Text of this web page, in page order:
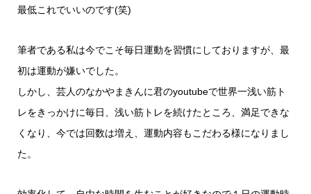
最低これでいいのです(笑)
筆者である私は今でこそ毎日運動を習慣にしておりますが、最
初は運動が嫌いでした。
しかし、芸人のなかやまきんに君のyoutubeで世界一浅い筋ト
レをきっかけに毎日、浅い筋トレを続けたところ、満足できな
くなり、今では回数は増え、運動内容もこだわる様になりまし
た。